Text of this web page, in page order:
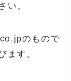
い。
のもので
ます。